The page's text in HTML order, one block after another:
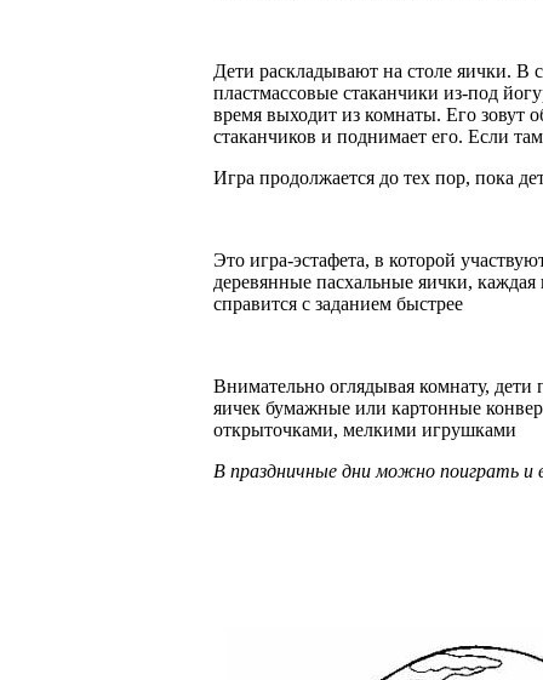
Дети раскладывают на столе яички.
пластмассовые стаканчики из-под
время выходит из комнаты. Его зовут
стаканчиков и поднимает его. Если
Игра продолжается до тех пор, пока
Это игра-эстафета, в которой
деревянные пасхальные яички,
справится с заданием быстрее
Внимательно оглядывая комнату,
яичек бумажные или картонные
открыточками, мелкими игрушками
В праздничные дни можно поиграть и